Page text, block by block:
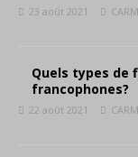
23 août 2021
Quels types de
francophones?
22 août 2021